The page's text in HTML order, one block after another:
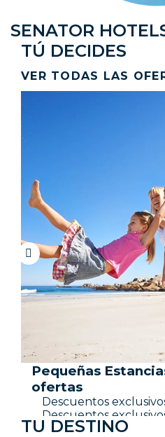
SENATOR
TÚ DECIDES
VER TODAS LAS
Pequeñas
ofertas
Descuentos
Descuentos
cortas
TU DESTINO